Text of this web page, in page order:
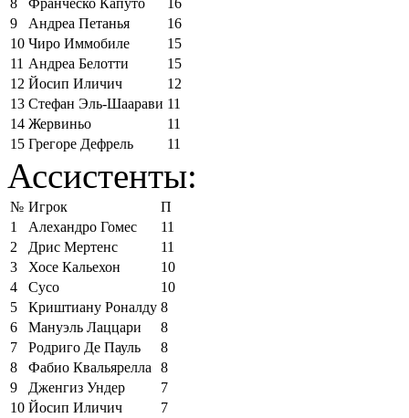
9
Андреа Петанья
16
10 Чиро Иммобиле
15
11 Андреа Белотти
15
12 Йосип Иличич
12
13 Стефан Эль-Шаарави 11
14 Жервиньо
11
15 Грегоре Дефрель 11
Ассистенты:
№ Игрок
П
1
Алехандро Гомес
11
2
Дрис Мертенс
11
3
Хосе Кальехон
10
4
Сусо
10
5
Криштиану Роналду 8
6
Мануэль Лаццари
8
7
Родриго Де Пауль
8
8
Фабио Квальярелла
8
9
Дженгиз Ундер
7
10 Йосип Иличич
7